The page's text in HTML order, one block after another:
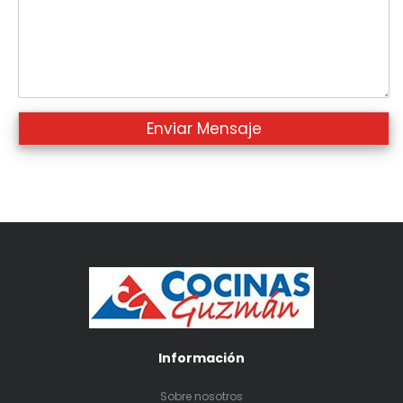
Información
Sobre nosotros